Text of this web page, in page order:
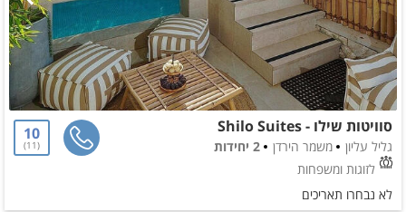
סוויטות שילו - Shilo Suites
גליל עליון משמר הירדן
2 יחידות
לזוגות ומשפחות
10
11
לא נבחרו תאריכים